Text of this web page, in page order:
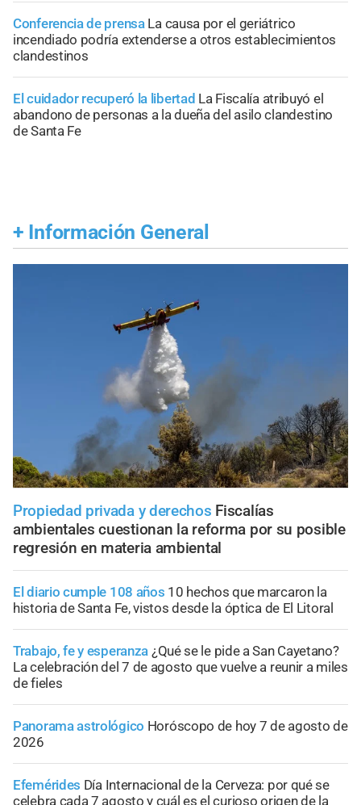
Conferencia de prensa La causa por el geriátrico
incendiado podría extenderse a otros establecimientos
clandestinos
El cuidador recuperó la libertad La Fiscalía atribuyó el
abandono de personas a la dueña del asilo clandestino
de Santa Fe
+ Información General
Propiedad privada y derechos Fiscalías
ambientales cuestionan la reforma por su posible
regresión en materia ambiental
El diario cumple 108 años 10 hechos que marcaron la
historia de Santa Fe, vistos desde la óptica de El Litoral
Trabajo, fe y esperanza ¿Qué se le pide a San Cayetano?
La celebración del 7 de agosto que vuelve a reunir a miles
de fieles
Panorama astrológico Horóscopo de hoy 7 de agosto de
2026
Efemérides Día Internacional de la Cerveza: por qué se
celebra cada 7 agosto y cuál es el curioso origen de la